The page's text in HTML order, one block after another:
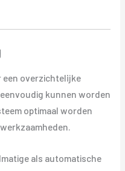
een overzichtelijke
kunnen worden
optimaal worden
als automatische